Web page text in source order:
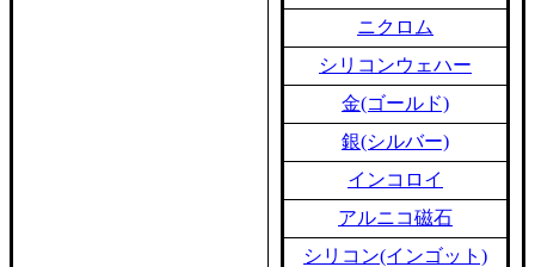
ニクロム
シリコンウェハー
金(ゴールド)
銀(シルバー)
インコロイ
アルニコ磁石
シリコン(インゴット)